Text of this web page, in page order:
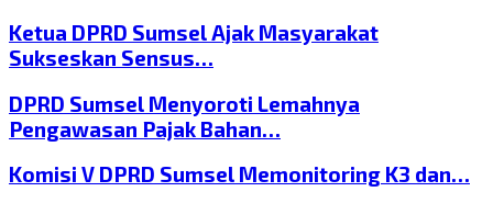
Ketua DPRD Sumsel Ajak Masyarakat
Sukseskan Sensus…
DPRD Sumsel Menyoroti Lemahnya
Pengawasan Pajak Bahan…
Komisi V DPRD Sumsel Memonitoring K3 dan…